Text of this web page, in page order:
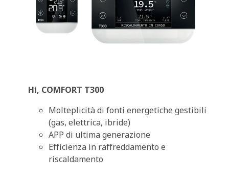
Hi, COMFORT T300
Molteplicità di fonti energetiche gestibili
(gas, elettrica, ibride)
APP di ultima generazione
Efficienza in raffreddamento e
riscaldamento